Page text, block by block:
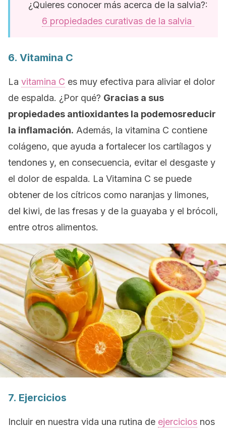
¿Quieres conocer más acerca de la salvia?:
6 propiedades curativas de la salvia
6. Vitamina C
La vitamina C es muy efectiva para aliviar el dolor
de espalda. ¿Por qué? Gracias a sus
propiedades antioxidantes la podemosreducir
la inflamación. Además, la vitamina C contiene
colágeno, que ayuda a fortalecer los cartílagos y
tendones y, en consecuencia, evitar el desgaste y
el dolor de espalda. La Vitamina C se puede
obtener de los cítricos como naranjas y limones,
del kiwi, de las fresas y de la guayaba y el brócoli,
entre otros alimentos.
7. Ejercicios
Incluir en nuestra vida una rutina de ejercicios nos